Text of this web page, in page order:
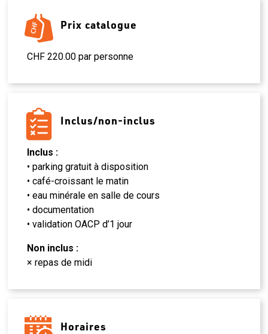
Prix catalogue
CHF 220.00 par personne
Inclus/non-inclus
Inclus :
• parking gratuit à disposition
• café-croissant le matin
• eau minérale en salle de cours
• documentation
• validation OACP d’1 jour
Non inclus :
× repas de midi
Horaires